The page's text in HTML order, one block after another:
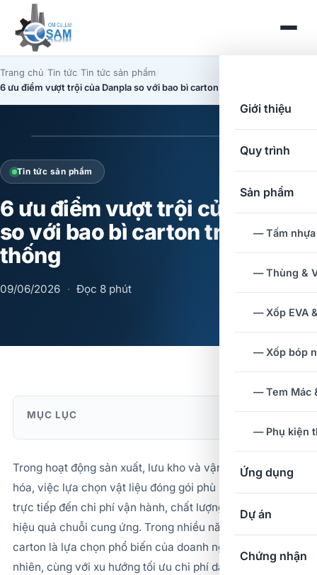
Giới thiệu
Quy trình
Sản phẩm
— Tấm nhựa
— Thùng &
— Xốp EVA
— Xốp bóp
— Tem Mác
— Phụ kiện
Ứng dụng
Dự án
Chứng nhận
Trang chủ Tin tức Tin tức sản phẩm
6 ưu điểm vượt trội của Danpla so với bao bì carton truyền thống
Tin tức sản phẩm
6 ưu điểm vượt trội của Danpla
so với bao bì carton truyền
thống
09/06/2026 · Đọc 8 phút
MỤC LỤC
Trong hoạt động sản xuất, lưu kho và vận chuyển hàng
hóa, việc lựa chọn vật liệu đóng gói phù hợp ảnh hưởng
trực tiếp đến chi phí vận hành, chất lượng sản phẩm và
hiệu quả chuỗi cung ứng. Trong nhiều năm qua, thùng
carton là lựa chọn phổ biến của doanh nghiệp. Tuy
nhiên, cùng với xu hướng tối ưu chi phí dài hạn và phát